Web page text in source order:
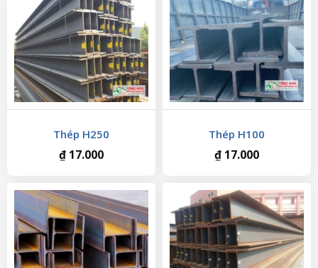
Thép H250
₫ 17.000
Thép H100
₫ 17.000